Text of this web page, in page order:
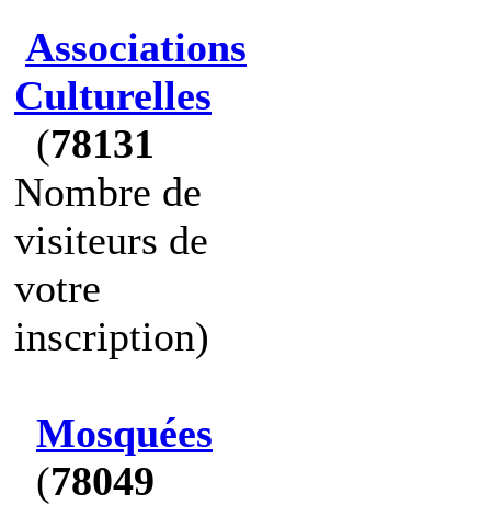
Associations
Culturelles
(78131
Nombre de
visiteurs de
votre
inscription)
Mosquées
(78049